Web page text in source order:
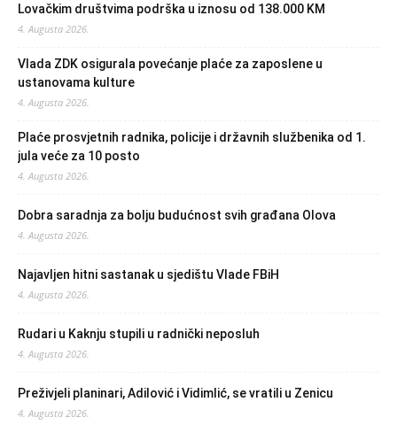
Lovačkim društvima podrška u iznosu od 138.000 KM
4. Augusta 2026.
Vlada ZDK osigurala povećanje plaće za zaposlene u
ustanovama kulture
4. Augusta 2026.
Plaće prosvjetnih radnika, policije i državnih službenika od 1.
jula veće za 10 posto
4. Augusta 2026.
Dobra saradnja za bolju budućnost svih građana Olova
4. Augusta 2026.
Najavljen hitni sastanak u sjedištu Vlade FBiH
4. Augusta 2026.
Rudari u Kaknju stupili u radnički neposluh
4. Augusta 2026.
Preživjeli planinari, Adilović i Vidimlić, se vratili u Zenicu
4. Augusta 2026.